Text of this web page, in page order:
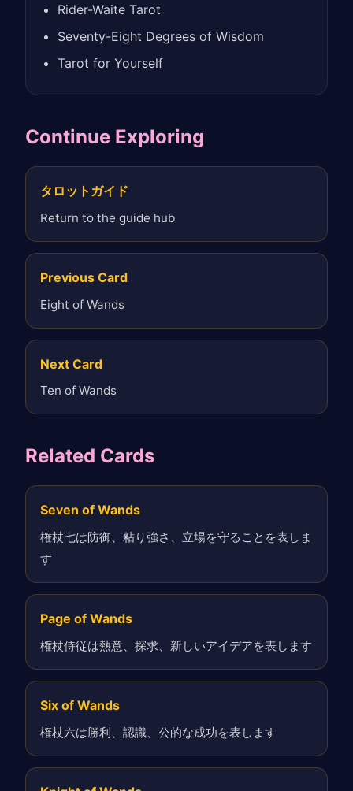
Rider-Waite Tarot
Seventy-Eight Degrees of Wisdom
Tarot for Yourself
Continue Exploring
タロットガイド
Return to the guide hub
Previous Card
Eight of Wands
Next Card
Ten of Wands
Related Cards
Seven of Wands
権杖七は防御、粘り強さ、立場を守ることを表しま
す
Page of Wands
権杖侍従は熱意、探求、新しいアイデアを表します
Six of Wands
権杖六は勝利、認識、公的な成功を表します